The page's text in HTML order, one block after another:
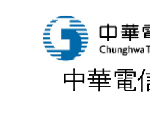
中華電